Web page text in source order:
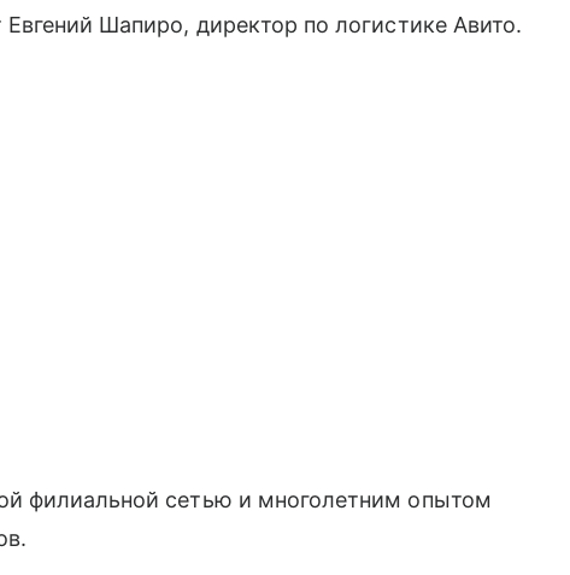
Шапиро, директор по логистике Авито.
филиальной сетью и многолетним опытом